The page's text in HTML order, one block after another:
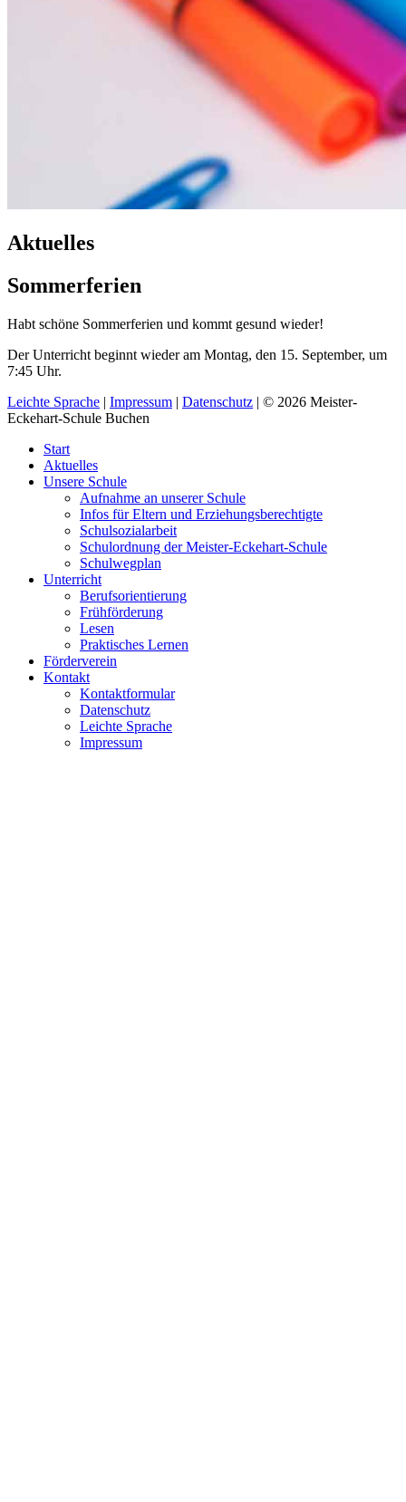
Aktuelles
Sommerferien
Habt schöne Sommerferien und kommt gesund wieder!
Der Unterricht beginnt wieder am Montag, den 15. September, um
7:45 Uhr.
Leichte Sprache | Impressum | Datenschutz | © 2026 Meister-
Eckehart-Schule Buchen
Start
Aktuelles
Unsere Schule
Aufnahme an unserer Schule
Infos für Eltern und Erziehungsberechtigte
Schulsozialarbeit
Schulordnung der Meister-Eckehart-Schule
Schulwegplan
Unterricht
Berufsorientierung
Frühförderung
Lesen
Praktisches Lernen
Förderverein
Kontakt
Kontaktformular
Datenschutz
Leichte Sprache
Impressum